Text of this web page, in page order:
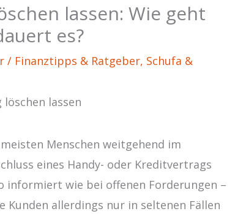
lassen: Wie geht
es?
/ Finanztipps & Ratgeber, Schufa &
Menschen weitgehend im
eines Handy- oder Kreditvertrags
informiert wie bei offenen Forderungen –
Kunden allerdings nur in seltenen Fällen